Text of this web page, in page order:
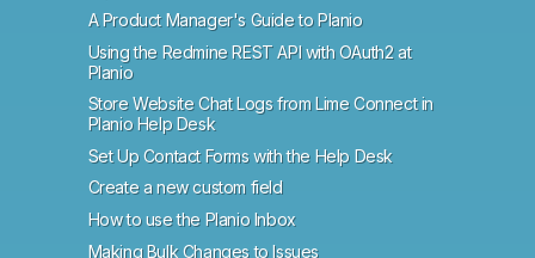
A Product Manager's Guide to Planio
Using the Redmine REST API with OAuth2 at
Planio
Store Website Chat Logs from Lime Connect in
Planio Help Desk
Set Up Contact Forms with the Help Desk
Create a new custom field
How to use the Planio Inbox
Making Bulk Changes to Issues